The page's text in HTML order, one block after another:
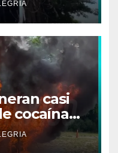
casi
cocaína
las costas